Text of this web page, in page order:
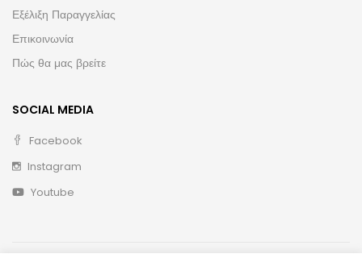
Εξέλιξη Παραγγελίας
Επικοινωνία
Πώς θα μας βρείτε
SOCIAL MEDIA
Facebook
Instagram
Youtube